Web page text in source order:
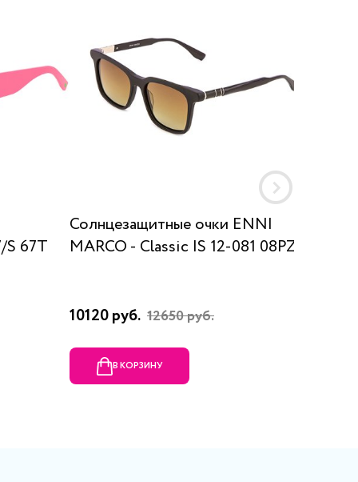
S 67T
Солнцезащитные очки ENNI
MARCO - Classic IS 12-081 08PZ
10120 руб. 12650 руб.
В КОРЗИНУ